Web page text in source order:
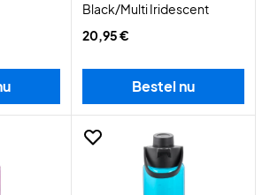
Black/Multi Iridescent
20,95 €
Bestel nu